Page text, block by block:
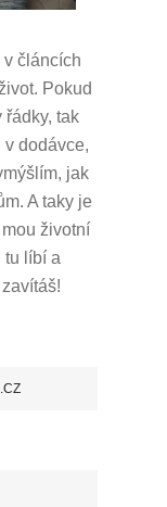
v článcích
Pokud
řádky, tak
v dodávce,
jak
A taky je
životní
tu líbí a